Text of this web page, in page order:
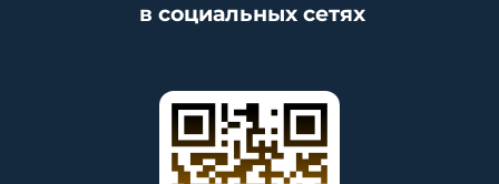
в социальных сетях